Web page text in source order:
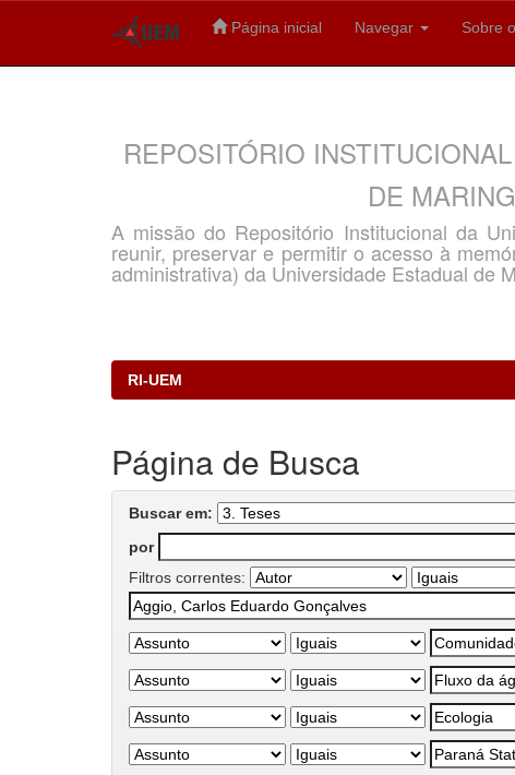
Página inicial Navegar Sobre
REPOSITÓRIO
DE
A missão do Repositório Institucional da
reunir, preservar e permitir o acesso à
administrativa) da Universidade Estadual de
RI-UEM
Página de Busca
Buscar em:
por
Filtros correntes: